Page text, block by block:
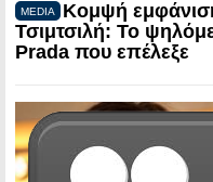
MEDIA
Κομψή
Τσιμτσιλή: Το
Prada που επέλεξε